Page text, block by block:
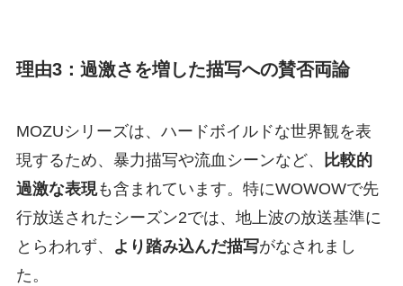
理由3：過激さを増した描写への賛否両論
MOZUシリーズは、ハードボイルドな世界観を表
現するため、暴力描写や流血シーンなど、
比較的
過激な表現も含まれています。特にWOWOWで先
行放送されたシーズン2では、地上波の放送基準に
とらわれず、
より踏み込んだ描写がなされまし
た。